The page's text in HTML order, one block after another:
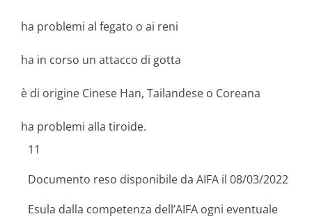
ha problemi al fegato o ai reni
ha in corso un attacco di gotta
è di origine Cinese Han, Tailandese o Coreana
ha problemi alla tiroide.
11
Documento reso disponibile da AIFA il 08/03/2022
Esula dalla competenza dell’AIFA ogni eventuale